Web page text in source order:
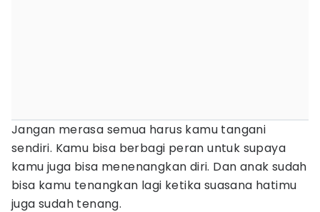
Jangan merasa semua harus kamu tangani
sendiri. Kamu bisa berbagi peran untuk supaya
kamu juga bisa menenangkan diri. Dan anak sudah
bisa kamu tenangkan lagi ketika suasana hatimu
juga sudah tenang.